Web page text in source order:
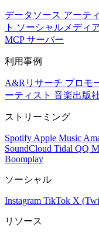
データソース アーテ
ト ソーシャルメディ
MCP サーバー
利用事例
A&Rリサーチ プロモ
ーティスト 音楽出版
ストリーミング
Spotify Apple Music
SoundCloud Tidal QQ
Boomplay
ソーシャル
Instagram TikTok X
リソース